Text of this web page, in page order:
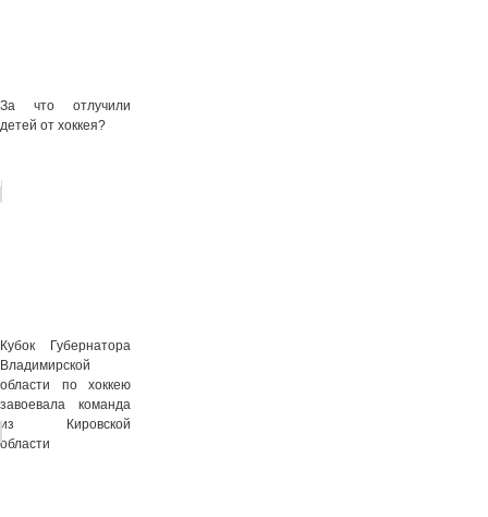
За что отлучили
детей от хоккея?
Кубок Губернатора
Владимирской
области по хоккею
завоевала команда
из Кировской
области